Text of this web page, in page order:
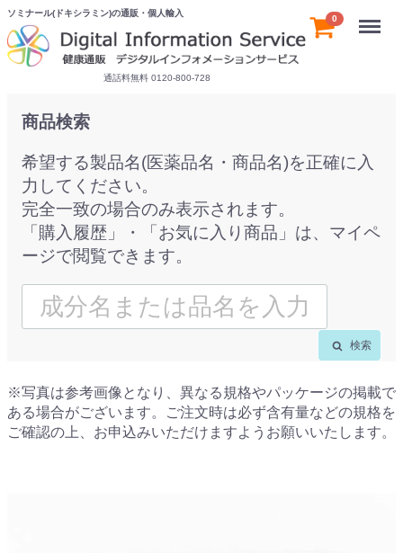
ソミナール(ドキシラミン)の通販・個人輸入
通話料無料 0120-800-728
0 Menu
商品検索
希望する製品名(医薬品名・商品名)を正確に入
力してください。
完全一致の場合のみ表示されます。
「購入履歴」・「お気に入り商品」は、マイペ
ージで閲覧できます。
検索
※写真は参考画像となり、異なる規格やパッケージの掲載で
ある場合がございます。ご注文時は必ず含有量などの規格を
ご確認の上、お申込みいただけますようお願いいたします。